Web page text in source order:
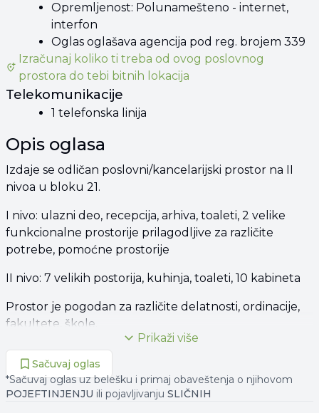
Opremljenost: Polunamešteno - internet,
interfon
Oglas oglašava agencija pod reg. brojem 339
Izračunaj koliko ti treba odovog poslovnog
prostora do tebi bitnih lokacija
Telekomunikacije
1 telefonska linija
Opis oglasa
Izdaje se odličan poslovni/kancelarijski prostor na II
nivoa u bloku 21.
I nivo: ulazni deo, recepcija, arhiva, toaleti, 2 velike
funkcionalne prostorije prilagodljive za različite
potrebe, pomoćne prostorije
II nivo: 7 velikih postorija, kuhinja, toaleti, 10 kabineta
Prostor je pogodan za različite delatnosti, ordinacije,
fakultete, škole.
Vlasnik prostora je pravno lice.
Odmah useljivo
Prikaži više
Sačuvaj oglas
*Sačuvaj oglas uz belešku i primaj obaveštenja o njihovom
POJEFTINJENJU ili pojavljivanju SLIČNIH